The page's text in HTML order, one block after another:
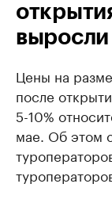
выросли
Цены на
после
5-10%
мае. Об этом